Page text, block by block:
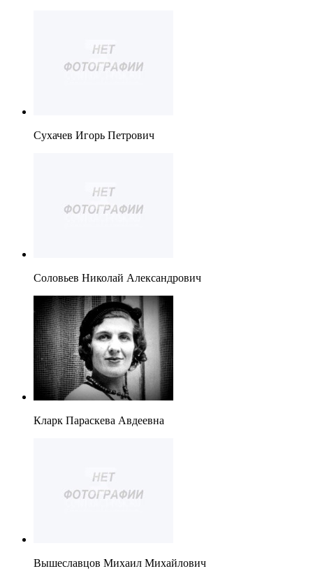
Сухачев Игорь Петрович
Соловьев Николай Александрович
Кларк Параскева Авдеевна
Вышеславцов Михаил Михайлович